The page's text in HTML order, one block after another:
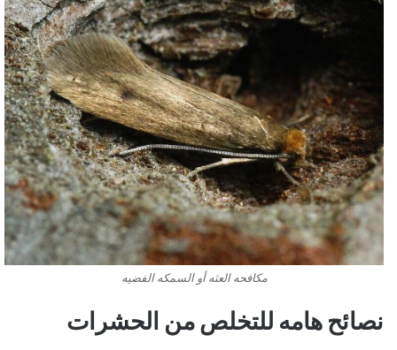
مكافحه العثه أو السمكه الفضيه
نصائح هامه للتخلص من الحشرات